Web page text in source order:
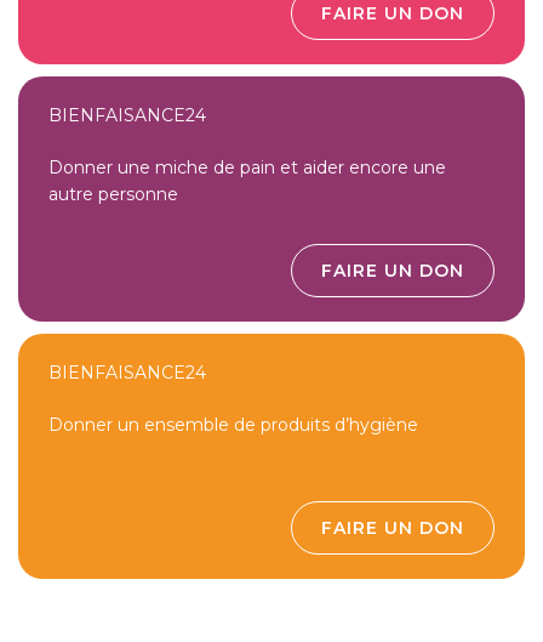
FAIRE UN DON
BIENFAISANCE24
Donner une miche de pain et aider encore une
autre personne
FAIRE UN DON
BIENFAISANCE24
Donner un ensemble de produits d’hygiène
FAIRE UN DON